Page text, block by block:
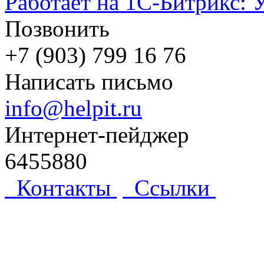
Позвонить
+7 (903) 799 16 76
Написать письмо
info@helpit.ru
Интернет-пейджер
6455880
Контакты
Ссылки